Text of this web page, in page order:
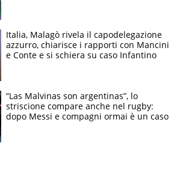
Italia, Malagò rivela il capodelegazione
azzurro, chiarisce i rapporti con Mancini
e Conte e si schiera su caso Infantino
“Las Malvinas son argentinas”, lo
striscione compare anche nel rugby:
dopo Messi e compagni ormai è un caso